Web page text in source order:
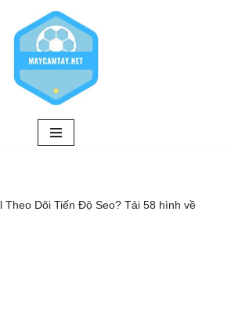
Theo Dõi Tiến Độ Seo? Tải 58 hình về